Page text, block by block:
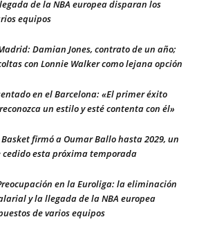
de la NBA europea disparan los
equipos
Damian Jones, contrato de un año;
con Lonnie Walker como lejana opción
en el Barcelona: «El primer éxito
un estilo y esté contenta con él»
firmó a Oumar Ballo hasta 2029, un
cedido esta próxima temporada
en la Euroliga: la eliminación
y la llegada de la NBA europea
de varios equipos